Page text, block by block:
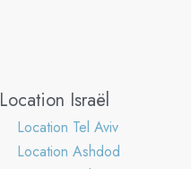
Location Israël
Location Tel Aviv
Location Ashdod